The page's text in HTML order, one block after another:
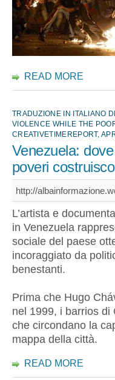
READ MORE
TRADUZIONE IN ITALIANO
VIOLENCE WHILE THE
CREATIVETIMEREPORT,
Venezuela:
poveri
http://
L’artista e
in Venezuela
sociale del paese
incoraggiato da
benestanti.
Prima che Hugo
nel 1999, i barrios di
che circondano la
mappa della città.
READ MORE